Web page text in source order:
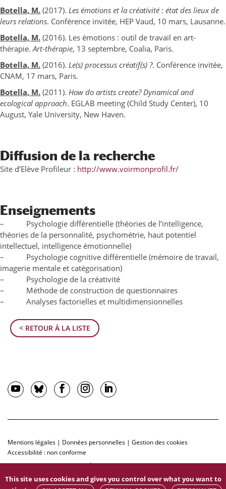
< RETOUR À LA LISTE
Botella, M. (2017). Les émotions et la créativité : état des lieux de
leurs relations. Conférence invitée, HEP Vaud, 10 mars, Lausanne.
Botella, M. (2016). Les émotions : outil de travail en art-
thérapie.Art-thérapie, 13 septembre, Coalia, Paris.
Botella, M. (2016). Le(s) processus créatif(s) ?. Conférence invitée,
CNAM, 17 mars, Paris.
Botella, M. (2011). How do artists create? Dynamical and
ecological approach. EGLAB meeting (Child Study Center), 10
August, Yale University, New Haven.
Diffusion de la recherche
Site d’Elève Profileur : http://www.voirmonprofil.fr/
Enseignements
– Psychologie différentielle (théories de l’intelligence,
théories de la personnalité, psychométrie, haut potentiel
intellectuel, intelligence émotionnelle)
– Psychologie cognitive différentielle (mémoire de travail,
imagerie mentale et catégorisation)
– Psychologie de la créativité
– Méthode de construction de questionnaires
– Analyses factorielles et multidimensionnelles
Mentions légales | Données personnelles | Gestion des cookies
Accessibilité : non conforme
This site uses cookies and gives you control over what you want to